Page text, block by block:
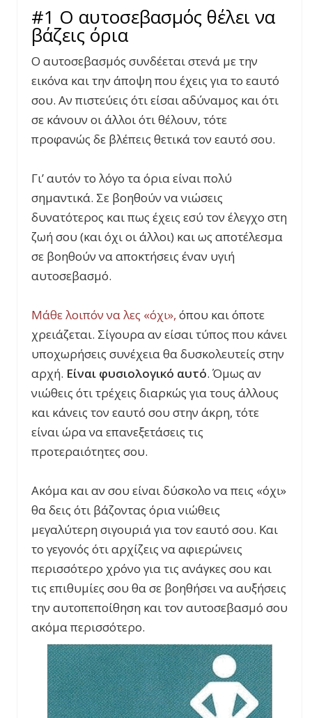
#1 Ο αυτοσεβασμός θέλει να
βάζεις όρια
Ο αυτοσεβασμός συνδέεται στενά με την
εικόνα και την άποψη που έχεις για το εαυτό
σου. Αν πιστεύεις ότι είσαι αδύναμος και ότι
σε κάνουν οι άλλοι ότι θέλουν, τότε
προφανώς δε βλέπεις θετικά τον εαυτό σου.
Γι’ αυτόν το λόγο τα όρια είναι πολύ
σημαντικά. Σε βοηθούν να νιώσεις
δυνατότερος και πως έχεις εσύ τον έλεγχο στη
ζωή σου (και όχι οι άλλοι) και ως αποτέλεσμα
σε βοηθούν να αποκτήσεις έναν υγιή
αυτοσεβασμό.
Μάθε λοιπόν να λες «όχι», όπου και όποτε
χρειάζεται. Σίγουρα αν είσαι τύπος που κάνει
υποχωρήσεις συνέχεια θα δυσκολευτείς στην
αρχή. Είναι φυσιολογικό αυτό. Όμως αν
νιώθεις ότι τρέχεις διαρκώς για τους άλλους
και κάνεις τον εαυτό σου στην άκρη, τότε
είναι ώρα να επανεξετάσεις τις
προτεραιότητες σου.
Ακόμα και αν σου είναι δύσκολο να πεις «όχι»
θα δεις ότι βάζοντας όρια νιώθεις
μεγαλύτερη σιγουριά για τον εαυτό σου. Και
το γεγονός ότι αρχίζεις να αφιερώνεις
περισσότερο χρόνο για τις ανάγκες σου και
τις επιθυμίες σου θα σε βοηθήσει να αυξήσεις
την αυτοπεποίθηση και τον αυτοσεβασμό σου
ακόμα περισσότερο.